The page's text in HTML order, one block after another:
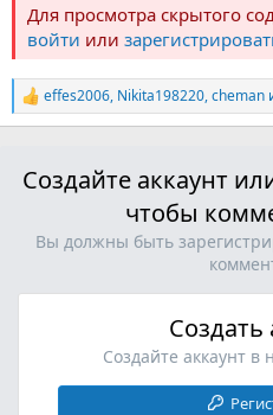
Для просмотра скрытого
войти или
Р
е
ц
effes2006, Nikita198220,cheman
Создайте аккаунт
чтобы
Вы должны быть
Создать
Создайте аккаунт